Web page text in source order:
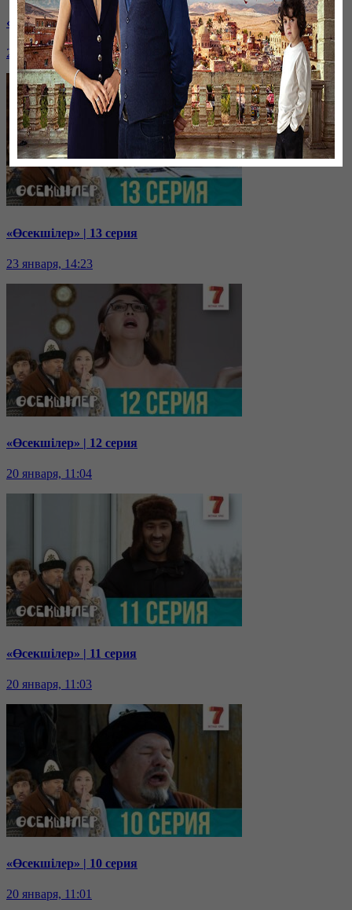
«Өсекшілер» | 14 серия
23 января, 14:24
«Өсекшілер» | 13 серия
23 января, 14:23
«Өсекшілер» | 12 серия
20 января, 11:04
«Өсекшілер» | 11 серия
20 января, 11:03
«Өсекшілер» | 10 серия
20 января, 11:01